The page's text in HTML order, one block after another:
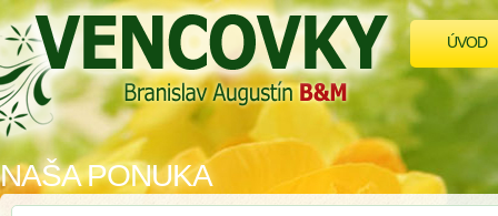
ÚVOD
NAŠA PONUKA